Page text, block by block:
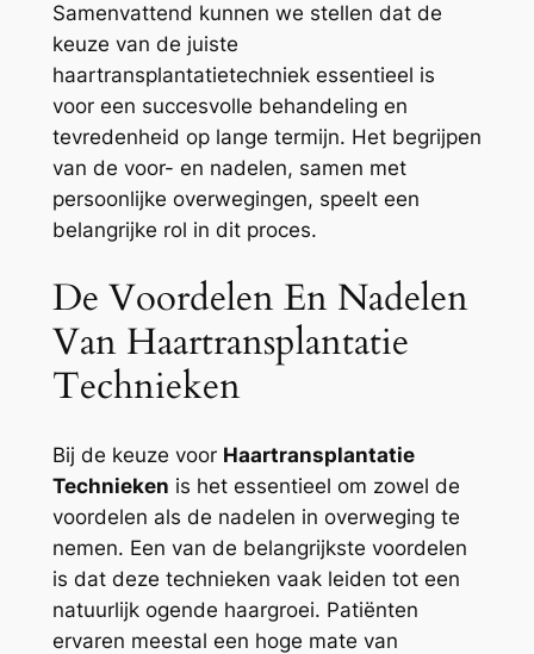
Samenvattend kunnen we stellen dat de
keuze van de juiste
haartransplantatietechniek essentieel is
voor een succesvolle behandeling en
tevredenheid op lange termijn. Het begrijpen
van de voor- en nadelen, samen met
persoonlijke overwegingen, speelt een
belangrijke rol in dit proces.
De Voordelen En Nadelen
Van Haartransplantatie
Technieken
Bij de keuze voor Haartransplantatie
Technieken is het essentieel om zowel de
voordelen als de nadelen in overweging te
nemen. Een van de belangrijkste voordelen
is dat deze technieken vaak leiden tot een
natuurlijk ogende haargroei. Patiënten
ervaren meestal een hoge mate van